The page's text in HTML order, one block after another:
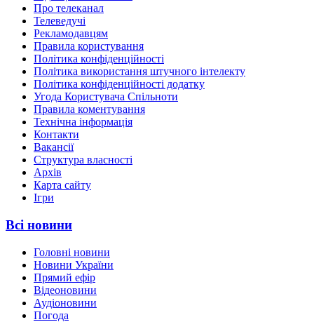
Про телеканал
Телеведучі
Рекламодавцям
Правила користування
Політика конфіденційності
Політика використання штучного інтелекту
Політика конфіденційності додатку
Угода Користувача Спільноти
Правила коментування
Технічна інформація
Контакти
Вакансії
Структура власності
Архів
Карта сайту
Ігри
Всі новини
Головні новини
Новини України
Прямий ефір
Відеоновини
Аудіоновини
Погода